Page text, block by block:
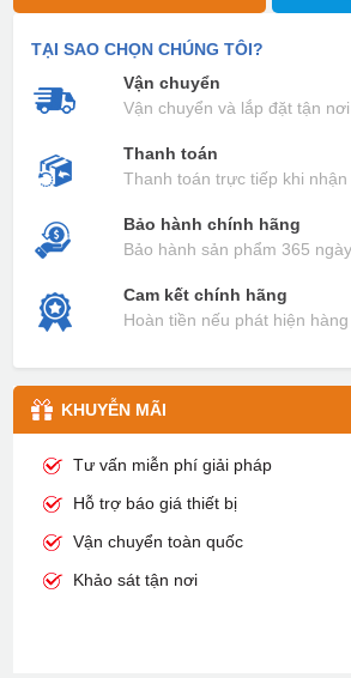
TẠI SAO CHỌN CHÚNG TÔI?
Vận chuyển
Vận chuyển và lắp đặt tận nơi
Thanh toán
Thanh toán trực tiếp khi nhận
Bảo hành chính hãng
Bảo hành sản phẩm 365 ngày
Cam kết chính hãng
Hoàn tiền nếu phát hiện
KHUYỄN MÃI
Tư vấn miễn phí giải pháp
Hỗ trợ báo giá thiết bị
Vận chuyển toàn quốc
Khảo sát tận nơi